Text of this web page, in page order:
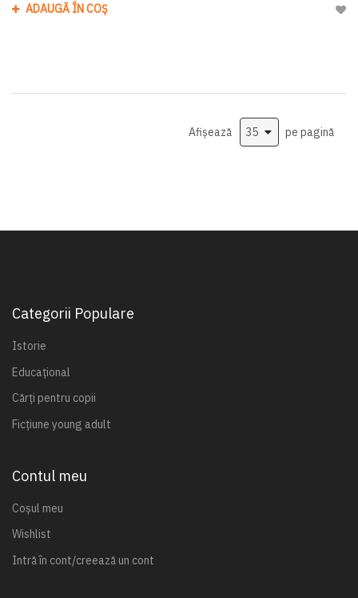
ADAUGĂ ÎN COȘ
Afișează pe pagină
Categorii Populare
Istorie
Educațional
Cărți pentru copii
Ficțiune young adult
Contul meu
Coșul meu
Wishlist
Intră în cont/creează un cont